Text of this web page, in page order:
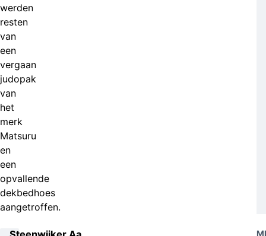
werden
resten
van
een
vergaan
judopak
van
het
merk
Matsuru
en
een
opvallende
dekbedhoes
aangetroffen.